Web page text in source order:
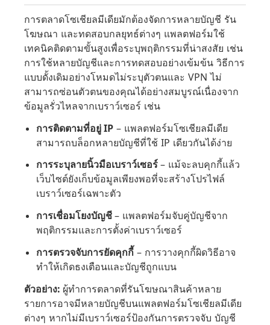
การตลาดโซเชียลมีเดียมักต้องจัดการหลายบัญชี รัน
โฆษณา และทดสอบกลยุทธ์ต่างๆ แพลตฟอร์มใช้
เทคนิคติดตามขั้นสูงเพื่อระบุพฤติกรรมที่น่าสงสัย เช่น
การใช้หลายบัญชีและการทดสอบอย่างเข้มข้น วิธีการ
แบบดั้งเดิมอย่างโหมดไม่ระบุตัวตนและ VPN ไม่
สามารถซ่อนตัวตนของคุณได้อย่างสมบูรณ์เนื่องจาก
ข้อมูลรั่วไหลจากเบราว์เซอร์ เช่น
การติดตามที่อยู่ IP – แพลตฟอร์มโซเชียลมีเดีย
สามารถบล็อกหลายบัญชีที่ใช้ IP เดียวกันได้ง่าย
การระบุลายนิ้วมือเบราว์เซอร์ – แม้จะลบคุกกี้แล้ว
เว็บไซต์ยังเก็บข้อมูลเพียงพอที่จะสร้างโปรไฟล์
เบราว์เซอร์เฉพาะตัว
การเชื่อมโยงบัญชี – แพลตฟอร์มจับคู่บัญชีจาก
พฤติกรรมและการตั้งค่าเบราว์เซอร์
การตรวจจับการยัดคุกกี้ – การวางคุกกี้ผิดวิธีอาจ
ทำให้เกิดธงเตือนและบัญชีถูกแบน
ตัวอย่าง: ผู้ทำการตลาดที่รันโฆษณาสินค้าหลาย
รายการอาจมีหลายบัญชีบนแพลตฟอร์มโซเชียลมีเดีย
ต่างๆ หากไม่มีเบราว์เซอร์ป้องกันการตรวจจับ บัญชี